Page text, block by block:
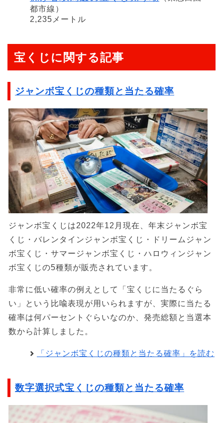
都市線）
2,235メートル
宝くじに関する記事
ジャンボ宝くじの種類と当たる確率
ジャンボ宝くじは2022年12月現在、年末ジャンボ宝
くじ・バレンタインジャンボ宝くじ・ドリームジャン
ボ宝くじ・サマージャンボ宝くじ・ハロウィンジャン
ボ宝くじの5種類が販売されています。
非常に低い確率の例えとして「宝くじに当たるぐら
い」という比喩表現が用いられますが、実際に当たる
確率は何パーセントぐらいなのか、発売総額と当選本
数から計算しました。
「ジャンボ宝くじの種類と当たる確率」を読む
数字選択式宝くじの種類と当たる確率